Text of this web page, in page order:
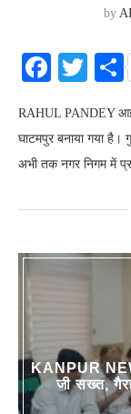
by
RAHUL PANDEY
घाटमपुर बनाया गया है।
अभी तक नगर निगम में
KANPUR
जी सख्त,